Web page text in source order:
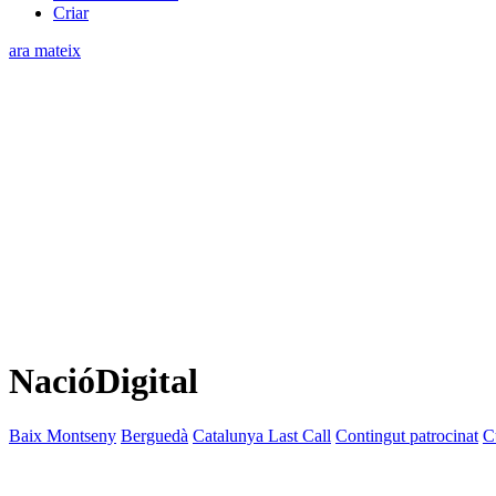
Criar
ara mateix
NacióDigital
Baix Montseny Berguedà Catalunya Last Call Contingut patrocinat